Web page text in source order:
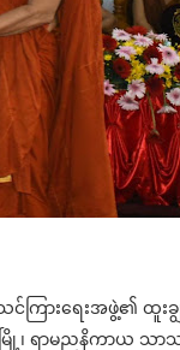
ကြားရေးအဖွဲ့၏ ထူးချွ
မြို့၊ ရာမညနိကာယ သာ